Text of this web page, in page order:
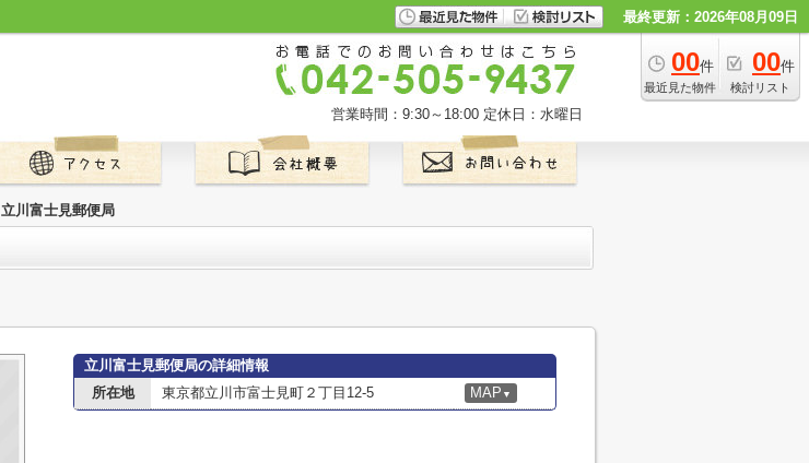
最終更新：2026年08月09日
00件
最近見た物件
00件
検討リスト
営業時間：9:30～18:00 定休日：水曜日
立川富士見郵便局
立川富士見郵便局の詳細情報
所在地
東京都立川市富士見町２丁目12-5 MAP ▼